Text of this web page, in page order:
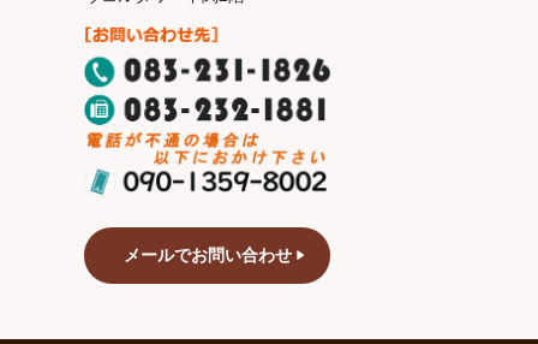
メールでお問い合わせ